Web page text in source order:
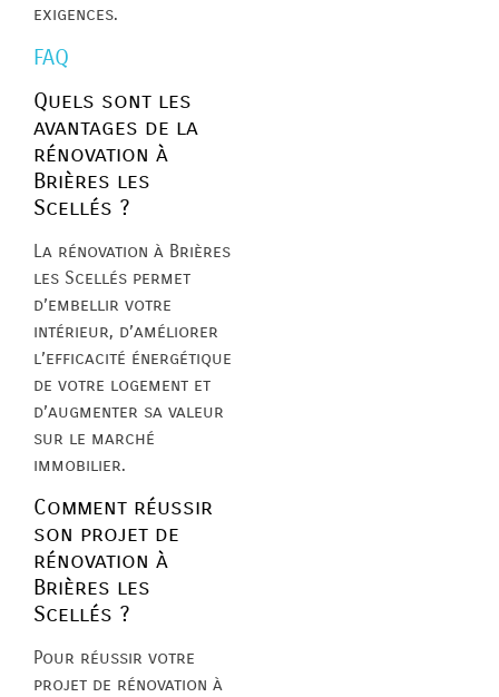
exigences.
FAQ
Quels sont les
avantages de la
rénovation à
Brières les
Scellés ?
La rénovation à Brières
les Scellés permet
d’embellir votre
intérieur, d’améliorer
l’efficacité énergétique
de votre logement et
d’augmenter sa valeur
sur le marché
immobilier.
Comment réussir
son projet de
rénovation à
Brières les
Scellés ?
Pour réussir votre
projet de rénovation à